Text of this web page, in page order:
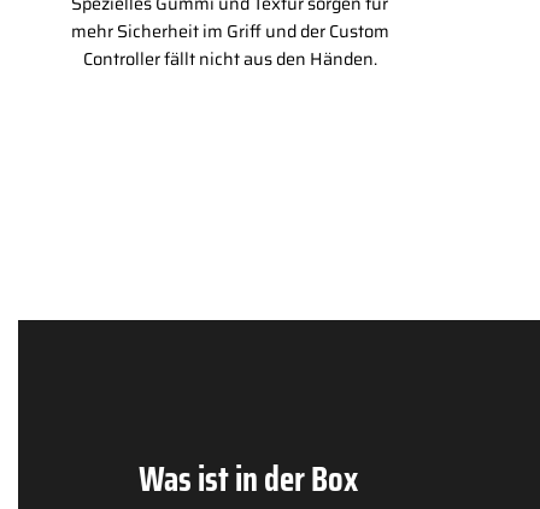
mehr Sicherheit im Griff und der Custom
Controller fällt nicht aus den Händen.
Was ist in der Box